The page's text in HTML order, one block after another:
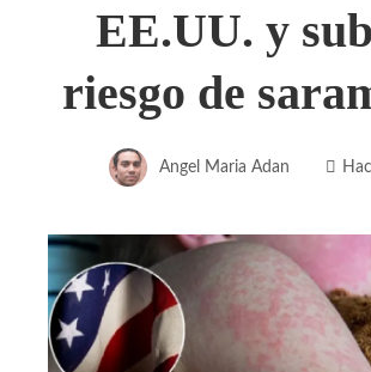
EE.UU. y
riesgo de
Angel Maria Adan